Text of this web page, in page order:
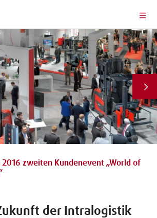
2016 zweiten Kundenevent „World of
der Intralogistik